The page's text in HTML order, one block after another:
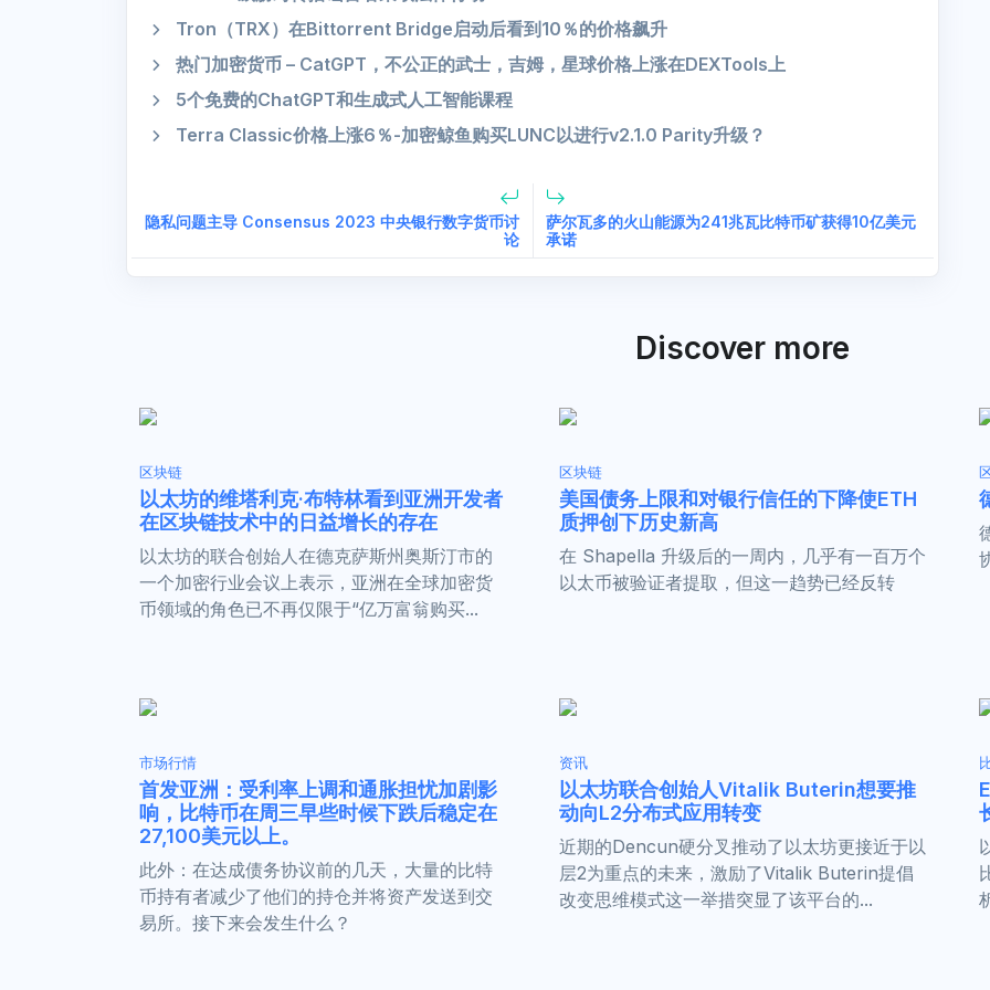
Tron（TRX）在Bittorrent Bridge启动后看到10％的价格飙升
热门加密货币 – CatGPT，不公正的武士，吉姆，星球价格上涨在DEXTools上
5个免费的ChatGPT和生成式人工智能课程
Terra Classic价格上涨6％-加密鲸鱼购买LUNC以进行v2.1.0 Parity升级？
隐私问题主导 Consensus 2023 中央银行数字货币讨
论
萨尔瓦多的火山能源为241兆瓦比特币矿获得10亿美元
承诺
Discover more
区块链
以太坊的维塔利克·布特林看到亚洲开发者
在区块链技术中的日益增长的存在
以太坊的联合创始人在德克萨斯州奥斯汀市的
一个加密行业会议上表示，亚洲在全球加密货
币领域的角色已不再仅限于“亿万富翁购买...
区块链
美国债务上限和对银行信任的下降使ETH
质押创下历史新高
在 Shapella 升级后的一周内，几乎有一百万个
以太币被验证者提取，但这一趋势已经反转
市场行情
首发亚洲：受利率上调和通胀担忧加剧影
响，比特币在周三早些时候下跌后稳定在
27,100美元以上。
此外：在达成债务协议前的几天，大量的比特
币持有者减少了他们的持仓并将资产发送到交
易所。接下来会发生什么？
资讯
以太坊联合创始人Vitalik Buterin想要推
动向L2分布式应用转变
近期的Dencun硬分叉推动了以太坊更接近于以
层2为重点的未来，激励了Vitalik Buterin提倡
改变思维模式这一举措突显了该平台的...